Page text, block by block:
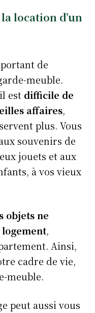
location d’un
de
meuble.
est difficile de
affaires,
plus. Vous
souvenirs de
jouets et aux
à vos vieux
objets ne
,
Ainsi,
cadre de vie,
meuble.
peut aussi vous